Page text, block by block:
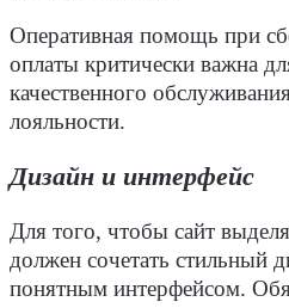
Оперативная помощь при
оплаты критически важна
качественного
лояльности.
Дизайн и интерфейс
Для того, чтобы сайт
должен сочетать стильный
понятным интерфейсом.